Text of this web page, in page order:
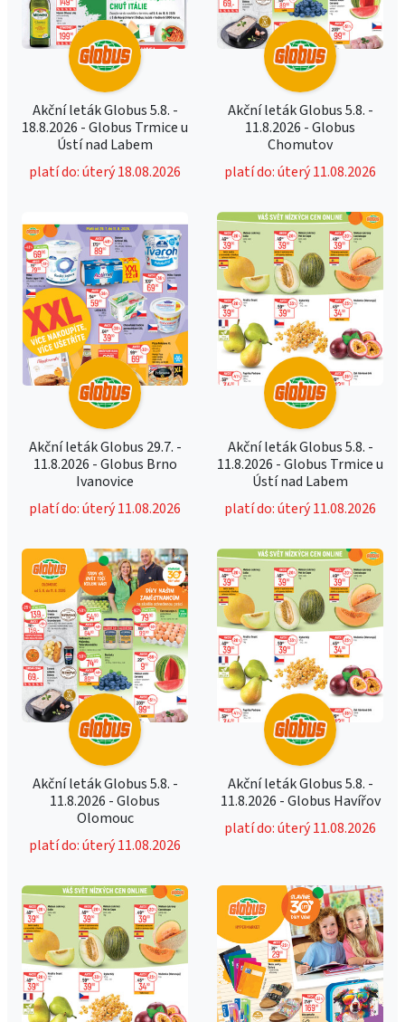
Akční leták Globus 5.8. -
18.8.2026 - Globus Trmice u
Ústí nad Labem
platí do: úterý 18.08.2026
Akční leták Globus 5.8. -
11.8.2026 - Globus
Chomutov
platí do: úterý 11.08.2026
Akční leták Globus 29.7. -
11.8.2026 - Globus Brno
Ivanovice
platí do: úterý 11.08.2026
Akční leták Globus 5.8. -
11.8.2026 - Globus Trmice u
Ústí nad Labem
platí do: úterý 11.08.2026
Akční leták Globus 5.8. -
11.8.2026 - Globus
Olomouc
platí do: úterý 11.08.2026
Akční leták Globus 5.8. -
11.8.2026 - Globus Havířov
platí do: úterý 11.08.2026